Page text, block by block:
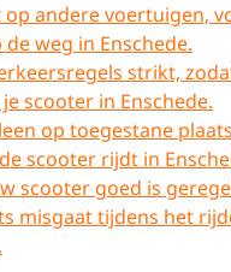
op andere voertuigen,
weg in Enschede.
strikt,
scooter in Enschede.
op toegestane
scooter rijdt in
scooter goed is
misgaat tijdens het